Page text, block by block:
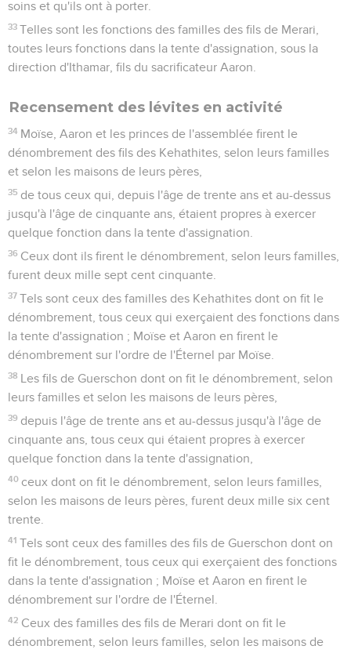
soins et qu'ils ont à porter.
33 Telles sont les fonctions des familles des fils de Merari,
toutes leurs fonctions dans la tente d'assignation, sous la
direction d'Ithamar, fils du sacrificateur Aaron.
Recensement des lévites en activité
34 Moïse, Aaron et les princes de l'assemblée firent le
dénombrement des fils des Kehathites, selon leurs familles
et selon les maisons de leurs pères,
35 de tous ceux qui, depuis l'âge de trente ans et au-dessus
jusqu'à l'âge de cinquante ans, étaient propres à exercer
quelque fonction dans la tente d'assignation.
36 Ceux dont ils firent le dénombrement, selon leurs familles,
furent deux mille sept cent cinquante.
37 Tels sont ceux des familles des Kehathites dont on fit le
dénombrement, tous ceux qui exerçaient des fonctions dans
la tente d'assignation ; Moïse et Aaron en firent le
dénombrement sur l'ordre de l'Éternel par Moïse.
38 Les fils de Guerschon dont on fit le dénombrement, selon
leurs familles et selon les maisons de leurs pères,
39 depuis l'âge de trente ans et au-dessus jusqu'à l'âge de
cinquante ans, tous ceux qui étaient propres à exercer
quelque fonction dans la tente d'assignation,
40 ceux dont on fit le dénombrement, selon leurs familles,
selon les maisons de leurs pères, furent deux mille six cent
trente.
41 Tels sont ceux des familles des fils de Guerschon dont on
fit le dénombrement, tous ceux qui exerçaient des fonctions
dans la tente d'assignation ; Moïse et Aaron en firent le
dénombrement sur l'ordre de l'Éternel.
42 Ceux des familles des fils de Merari dont on fit le
dénombrement, selon leurs familles, selon les maisons de